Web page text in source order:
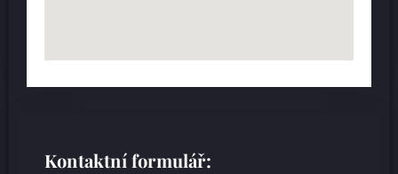
Kontaktní formulář: